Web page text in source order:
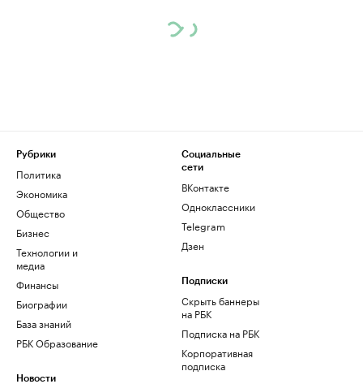
Рубрики
Политика
Экономика
Общество
Бизнес
Технологии и
медиа
Финансы
Биографии
База знаний
РБК Образование
Новости
Социальные
сети
ВКонтакте
Одноклассники
Telegram
Дзен
Подписки
Скрыть баннеры
на РБК
Подписка на РБК
Корпоративная
подписка